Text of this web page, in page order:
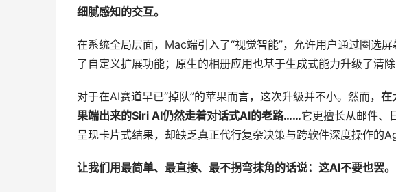
细腻感知的交互。
在系统全局层面，Mac端引入了“视觉智能”，允许用户通过圈选
了自定义扩展功能；原生的相册应用也基于生成式能力升级了清
对于在AI赛道早已“掉队”的苹果而言，这次升级并不小。然而， 在
果端出来的Siri AI仍然走着对话式AI的老路……它更擅长从邮件、
呈现卡片式结果，却缺乏真正代行复杂决策与跨软件深度操作的
让我们用最简单、最直接、最不拐弯抹角的话说：这AI不要也罢。